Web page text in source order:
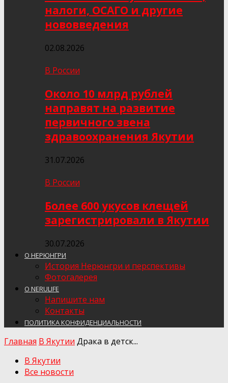
налоги, ОСАГО и другие
нововведения
02.08.2026
В России
Около 10 млрд рублей
направят на развитие
первичного звена
здравоохранения Якутии
31.07.2026
В России
Более 600 укусов клещей
зарегистрировали в Якутии
30.07.2026
О НЕРЮНГРИ
История Нерюнгри и перспективы
Фотогалерея
О NERULIFE
Напишите нам
Контакты
ПОЛИТИКА КОНФИДЕНЦИАЛЬНОСТИ
Главная В Якутии Драка в детск...
В Якутии
Все новости